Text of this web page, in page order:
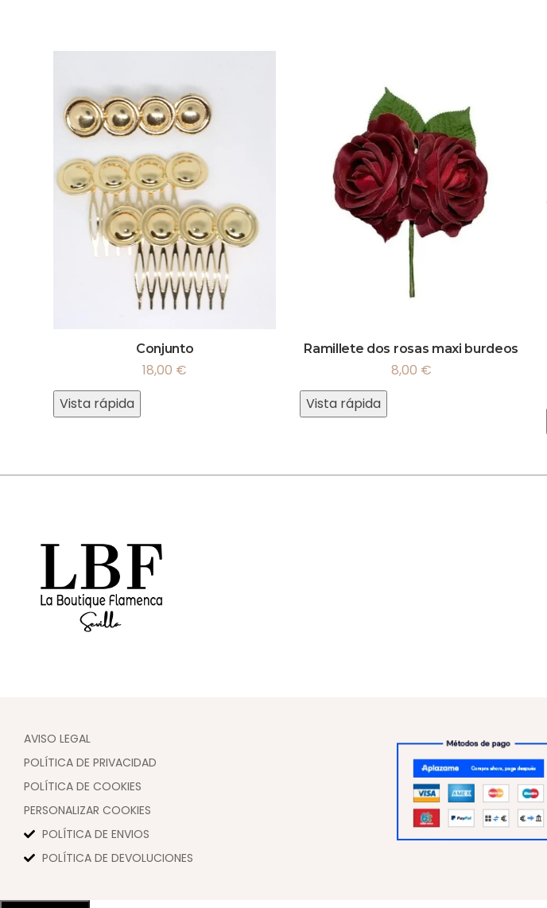
Conjunto
18,00 €
Vista rápida
Ramillete dos rosas maxi burdeos
8,00 €
Vista rápida
AVISO LEGAL
POLÍTICA DE PRIVACIDAD
POLÍTICA DE COOKIES
PERSONALIZAR COOKIES
POLÍTICA DE ENVIOS
POLÍTICA DE DEVOLUCIONES